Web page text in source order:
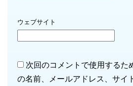
ウェブサイト
次回のコメントで使用するた
の名前、メールアドレス、サイ